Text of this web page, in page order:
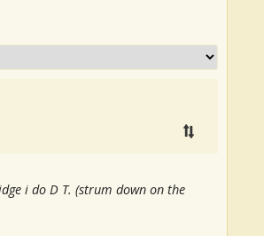
i do D T. (strum down on the